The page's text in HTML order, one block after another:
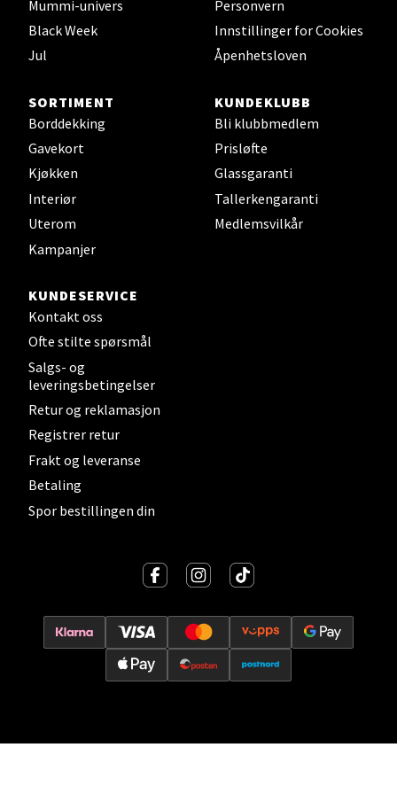
Mummi-univers
Black Week
Jul
Personvern
Innstillinger for Cookies
Åpenhetsloven
SORTIMENT
Borddekking
Gavekort
Kjøkken
Interiør
Uterom
Kampanjer
KUNDEKLUBB
Bli klubbmedlem
Prisløfte
Glassgaranti
Tallerkengaranti
Medlemsvilkår
KUNDESERVICE
Kontakt oss
Ofte stilte spørsmål
Salgs- og
leveringsbetingelser
Retur og reklamasjon
Registrer retur
Frakt og leveranse
Betaling
Spor bestillingen din
Leirvik - Stord
Torgbakken 2, 5401 Stord
Åpent i dag 10-17
0 i butikk
Oslo - Thon Senter Storo
Vitaminveien 7 - 9, 0485 Oslo
Åpent i dag 10-21
0 i butikk
Lillehammer - Strandtorget
Åpent i dag 09-20
0 i butikk